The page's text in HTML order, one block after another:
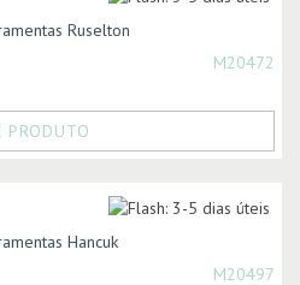
Ruselton
M20472
PRODUTO
Hancuk
M20497